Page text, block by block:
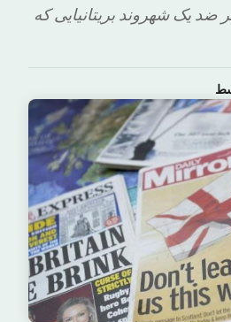
ضد یک شهروند بریتانیایی که